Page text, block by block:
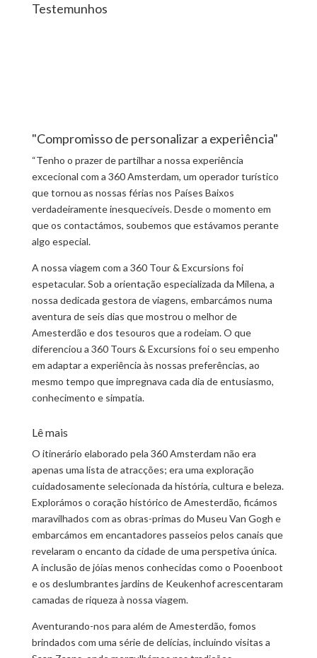
Testemunhos
"Compromisso de personalizar a experiência"
“Tenho o prazer de partilhar a nossa experiência
excecional com a 360 Amsterdam, um operador turístico
que tornou as nossas férias nos Países Baixos
verdadeiramente inesquecíveis. Desde o momento em
que os contactámos, soubemos que estávamos perante
algo especial.
A nossa viagem com a 360 Tour & Excursions foi
espetacular. Sob a orientação especializada da Milena, a
nossa dedicada gestora de viagens, embarcámos numa
aventura de seis dias que mostrou o melhor de
Amesterdão e dos tesouros que a rodeiam. O que
diferenciou a 360 Tours & Excursions foi o seu empenho
em adaptar a experiência às nossas preferências, ao
mesmo tempo que impregnava cada dia de entusiasmo,
conhecimento e simpatia.
Lê mais
O itinerário elaborado pela 360 Amsterdam não era
apenas uma lista de atracções; era uma exploração
cuidadosamente selecionada da história, cultura e beleza.
Explorámos o coração histórico de Amesterdão, ficámos
maravilhados com as obras-primas do Museu Van Gogh e
embarcámos em encantadores passeios pelos canais que
revelaram o encanto da cidade de uma perspetiva única.
A inclusão de jóias menos conhecidas como o Pooenboot
e os deslumbrantes jardins de Keukenhof acrescentaram
camadas de riqueza à nossa viagem.
Aventurando-nos para além de Amesterdão, fomos
brindados com uma série de delícias, incluindo visitas a